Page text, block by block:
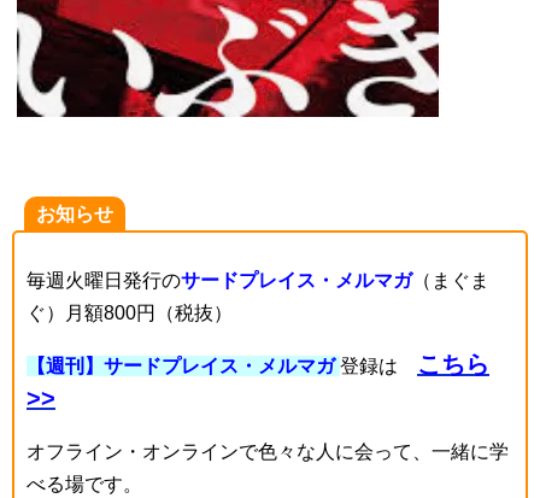
お知らせ
毎週火曜日発行のサードプレイス・メルマガ（まぐま
ぐ）月額800円（税抜）
【週刊】サードプレイス・メルマガ 登録は
こちら
>>
オフライン・オンラインで色々な人に会って、一緒に学
べる場です。